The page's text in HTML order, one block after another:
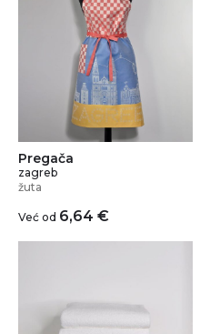
Pregača
zagreb
žuta
Već od 6,64 €